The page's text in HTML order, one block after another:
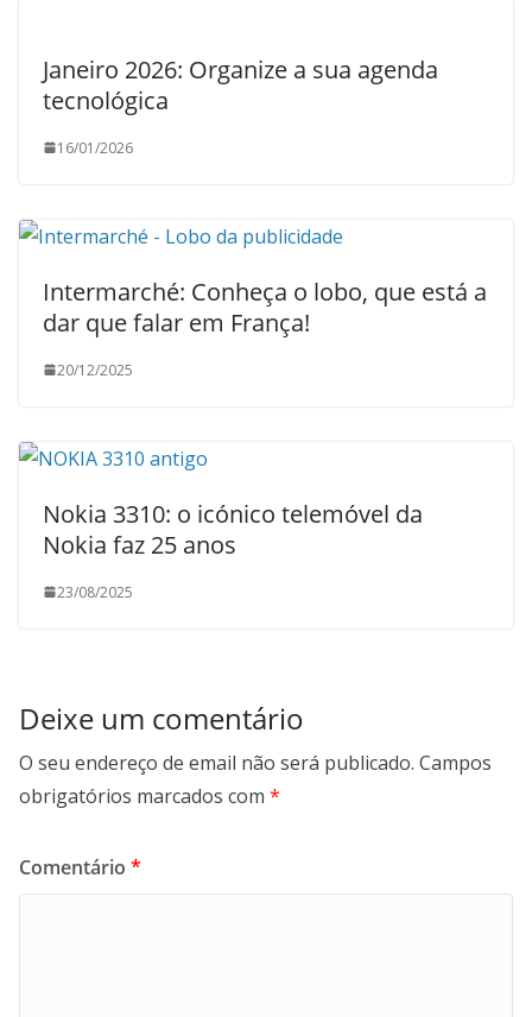
Janeiro 2026: Organize a sua agenda
tecnológica
16/01/2026
Intermarché: Conheça o lobo, que está a
dar que falar em França!
20/12/2025
Nokia 3310: o icónico telemóvel da
Nokia faz 25 anos
23/08/2025
Deixe um comentário
O seu endereço de email não será publicado. Campos
obrigatórios marcados com *
Comentário *